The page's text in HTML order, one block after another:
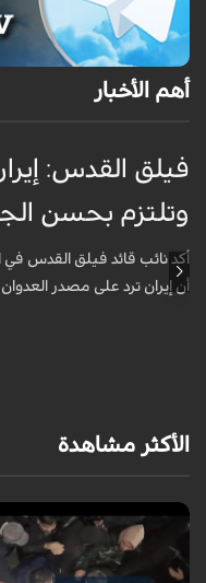
أهم الأخبار
فيلق القدس:
وتلتزم بحسن
أكد نائب قائد فيلق القدس في
أن إيران ترد على مصدر
الأكثر مشاهدة